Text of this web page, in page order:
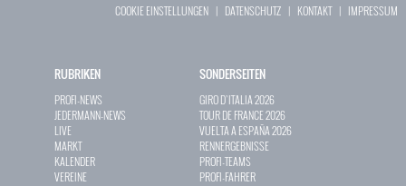
COOKIE EINSTELLUNGEN | DATENSCHUTZ | KONTAKT| IMPRESSUM
RUBRIKEN
PROFI-NEWS
JEDERMANN-NEWS
LIVE
MARKT
KALENDER
VEREINE
SONDERSEITEN
GIRO D`ITALIA 2026
TOUR DE FRANCE 2026
VUELTA A ESPAÑA 2026
RENNERGEBNISSE
PROFI-TEAMS
PROFI-FAHRER